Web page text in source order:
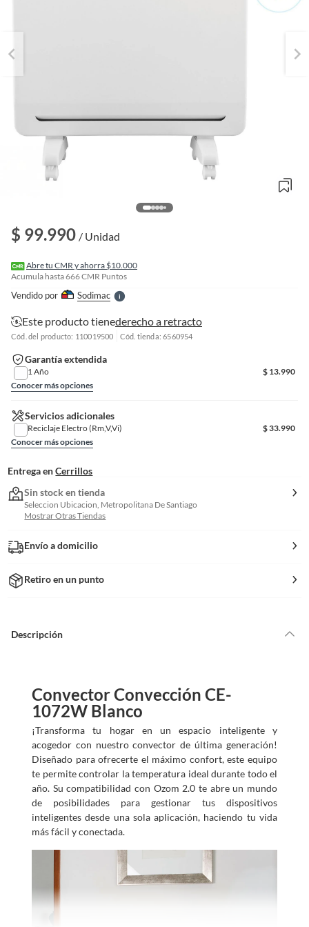
$ 99.990 / Unidad
Abre tu CMR y ahorra $10.000
Acumula hasta666CMR Puntos
Vendido por SodimacS
l
l
r
Este producto tienederecho a retracto
Cód. del producto: 110019500 Cód. tienda: 6560954
Garantía extendida
1 Año $ 13.990
Conocer más opciones
Servicios adicionales
Reciclaje Electro (Rm,V,Vi) $33.990
Conocer más opciones
Entrega en Cerrillos
Sin stock en tienda
Seleccion Ubicacion, Metropolitana De Santiago
Mostrar Otras Tiendas
Envío a domicilio
Retiro en un punto
Descripción
Convector Convección CE-
1072W Blanco
¡Transforma tu hogar en un espacio inteligente y
acogedor con nuestro convector de última generación!
Diseñado para ofrecerte el máximo confort, este equipo
te permite controlar la temperatura ideal durante todo el
año. Su compatibilidad con Ozom 2.0 te abre un mundo
de posibilidades para gestionar tus dispositivos
inteligentes desde una sola aplicación, haciendo tu vida
más fácil y conectada.